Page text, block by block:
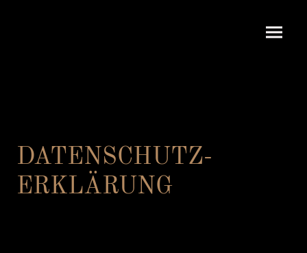
DATENSCHUTZ-
ERKLÄRUNG